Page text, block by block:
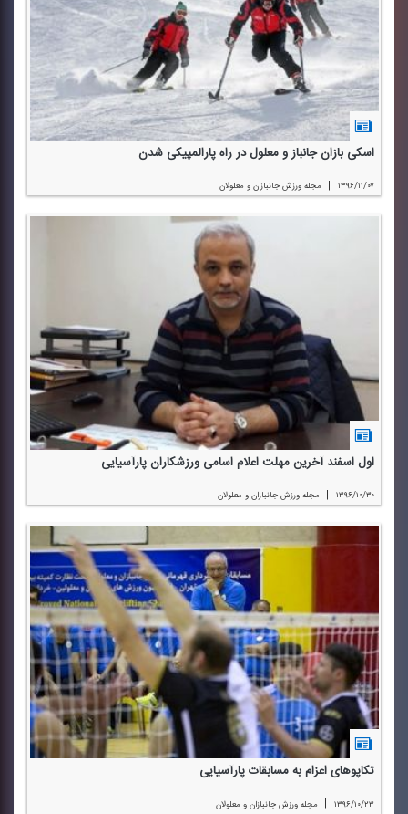
اسكی بازان جانباز و معلول در راه پارالمپیكی شدن
۱۳۹۶/۱۱/۰۷ | مجله ورزش جانبازان و معلولان
اول اسفند آخرین مهلت اعلام اسامی ورزشكاران پارآسیایی
۱۳۹۶/۱۰/۳۰ | مجله ورزش جانبازان و معلولان
تكاپوهای اعزام به مسابقات پارآسیایی
۱۳۹۶/۱۰/۲۳ | مجله ورزش جانبازان و معلولان